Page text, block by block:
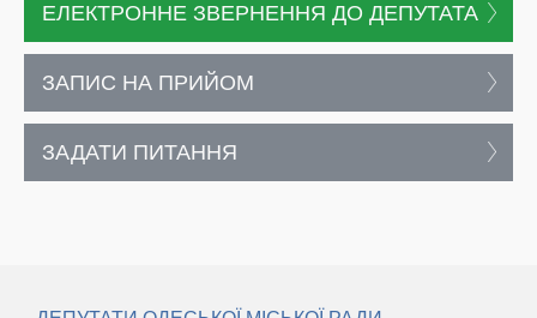
ЕЛЕКТРОННЕ ЗВЕРНЕННЯ ДО ДЕПУТАТА
ЗАПИС НА ПРИЙОМ
ЗАДАТИ ПИТАННЯ